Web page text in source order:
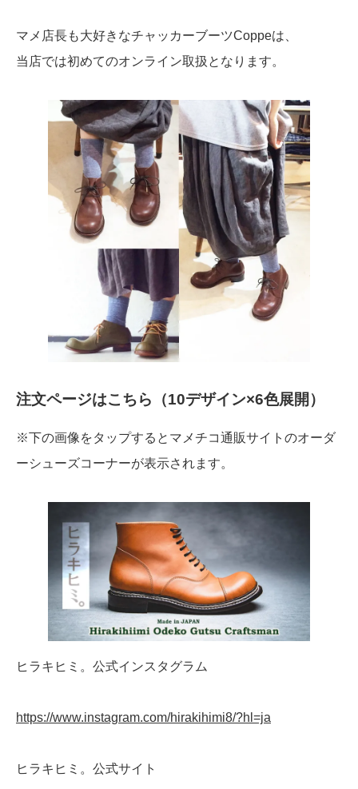
マメ店長も大好きなチャッカーブーツCoppeは、
当店では初めてのオンライン取扱となります。
注文ページはこちら（10デザイン×6色展開）
※下の画像をタップするとマメチコ通販サイトのオーダ
ーシューズコーナーが表示されます。
ヒラキヒミ。公式インスタグラム
https://www.instagram.com/hirakihimi8/?hl=ja
ヒラキヒミ。公式サイト